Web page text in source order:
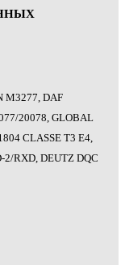
M3277, DAF
20078, GLOBAL
CLASSE T3 E4,
2/RXD, DEUTZ DQC